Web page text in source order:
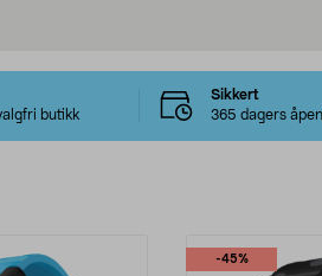
butikk
Sikkert
365 dagers
-45%